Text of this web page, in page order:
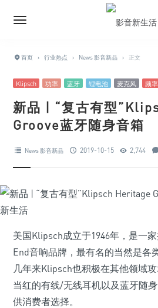
首页 › 行业热点 › News 影音新品 › 正文
Klipsch 功率 蓝牙 锂电池 麦克风 频率
新品 | “复古有型
Groove蓝牙随身音箱
News 影音新品 2019-10-15 2,744
美国Klipsch成立于1946年，是一
End音响品牌，最有名的当然是各
几年来Klipsch也积极在其他领域
当红的有线/无线耳机以及蓝牙随
供消费者选择。